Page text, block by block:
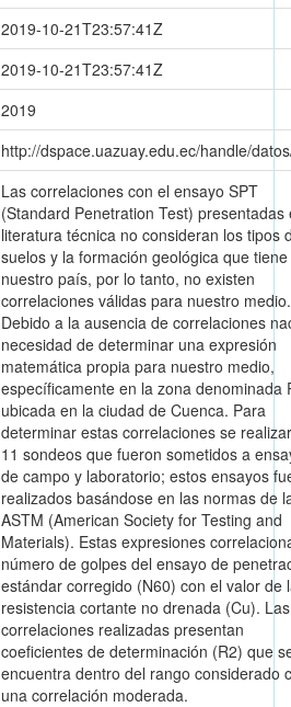
2019-10-21T23:57:41Z
2019-10-21T23:57:41Z
2019
http://dspace.uazuay.edu.ec/handle/
Las correlaciones con el ensayo SPT
(Standard Penetration Test) presentadas
literatura técnica no consideran los tipos
suelos y la formación geológica que tiene
nuestro país, por lo tanto, no existen
correlaciones válidas para nuestro medio.
Debido a la ausencia de correlaciones
necesidad de determinar una expresión
matemática propia para nuestro medio,
específicamente en la zona denominada
ubicada en la ciudad de Cuenca. Para
determinar estas correlaciones se
11 sondeos que fueron sometidos a
de campo y laboratorio; estos ensayos
realizados basándose en las normas de
ASTM (American Society for Testing and
Materials). Estas expresiones
número de golpes del ensayo de
estándar corregido (N60) con el valor de
resistencia cortante no drenada (Cu). Las
correlaciones realizadas presentan
coeficientes de determinación (R2) que
encuentra dentro del rango considerado
una correlación moderada.